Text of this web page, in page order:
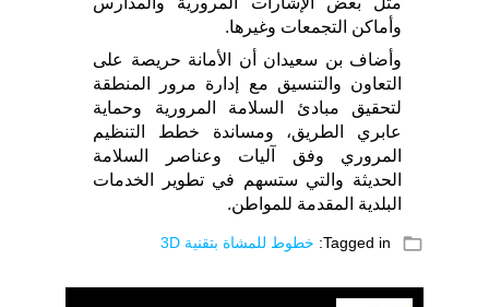
وأماكن التجمعات وغيرها.
وأضاف بن سعيدان أن الأمانة حريصة على
التعاون والتنسيق مع إدارة مرور المنطقة
لتحقيق مبادئ السلامة المرورية وحماية
عابري الطريق، ومساندة خطط التنظيم
المروري وفق آليات وعناصر السلامة
الحديثة والتي ستسهم في تطوير الخدمات
البلدية المقدمة للمواطن.
folder_open
Tagged in: خطوط للمشاة بتقنية 3D